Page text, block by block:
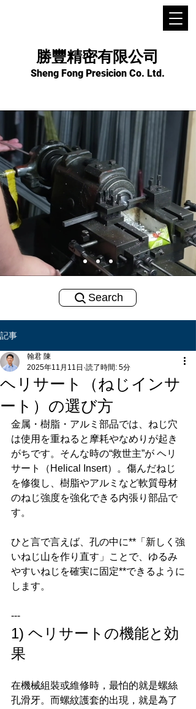
勝豐精密有限公司
Sheng Fong Presicion Co. Ltd.
Search
記事
ヘリサート（ねじインサ
ート）の選び方
翰君 陳
2025年11月11日 読了時間: 5分
金属・樹脂・アルミ部品では、ねじ穴
は使用を重ねると摩耗やなめりが起き
がちです。そんな時の“救世主”が ヘリ
サート（Helical Insert）。傷んだねじ
を修復し、樹脂やアルミなど軟質母材
のねじ強度を強化できる内張り部品で
す。
ひと言で言えば、孔の中に**「新しく強
いねじ山を作り直す」ことで、ゆるみ
やすいねじを確実に固定**できるように
します。
---
1) ヘリサートの機能と効
果
在機械組裝或維修時，最怕的就是螺絲
孔滑牙。而螺紋護套的出現，就是為了